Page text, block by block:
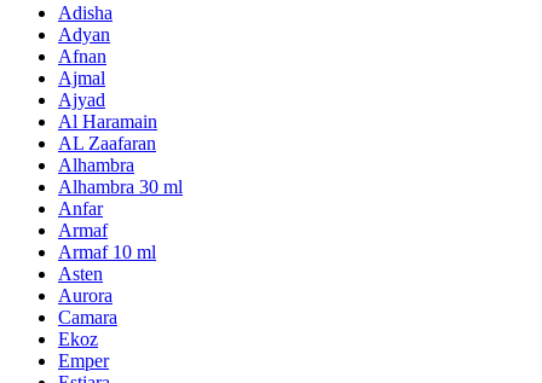
Adisha
Adyan
Afnan
Ajmal
Ajyad
Al Haramain
AL Zaafaran
Alhambra
Alhambra 30 ml
Anfar
Armaf
Armaf 10 ml
Asten
Aurora
Camara
Ekoz
Emper